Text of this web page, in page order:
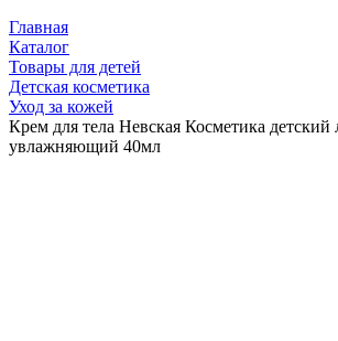
Главная
Каталог
Товары для детей
Детская косметика
Уход за кожей
Крем для тела Невская Косметика детский
увлажняющий 40мл